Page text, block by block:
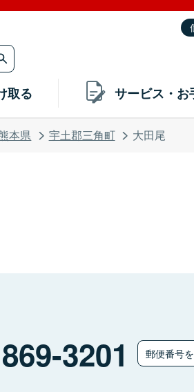
取る サービス・お
本県 宇土郡三角町 大田尾
869-3201 郵便番号